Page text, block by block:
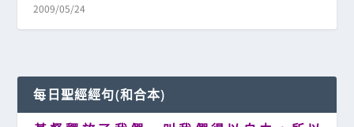
2009/05/24
每日聖經經句(和合本)